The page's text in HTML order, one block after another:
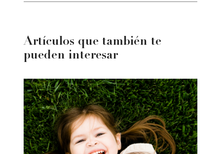
Artículos que también te
pueden interesar